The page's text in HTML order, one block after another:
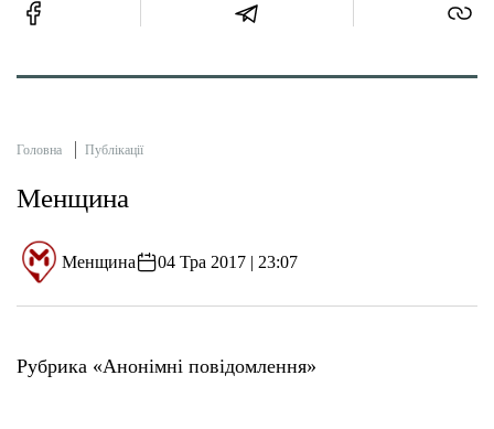
Головна Публікації
Менщина
Менщина 04 Тра 2017 | 23:07
Рубрика «Анонімні повідомлення»